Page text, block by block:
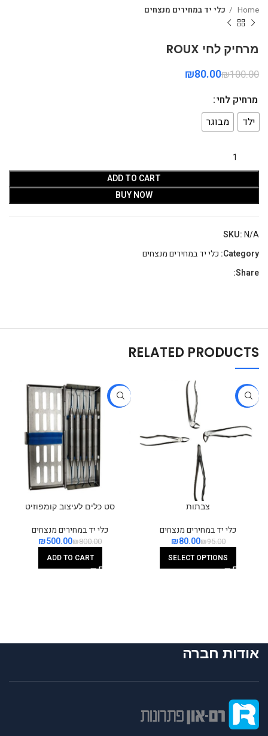
Home כלי יד במחירים מנצחים
מרחיק לחי ROUX
₪100.00
₪80.00
מרחיק לחי
ילד
מבוגר
ADD TO CART
BUY NOW
SKU:N/A
Category: כלי יד במחירים מנצחים
Share:
RELATED PRODUCTS
-16%
צבתות
כלי יד במחירים מנצחים
₪95.00
₪80.00
SELECT OPTIONS
-38%
סט כלים לעיצוב קומפוזיט
כלי יד במחירים מנצחים
₪800.00
₪500.00
ADD TO CART
אודות חברה